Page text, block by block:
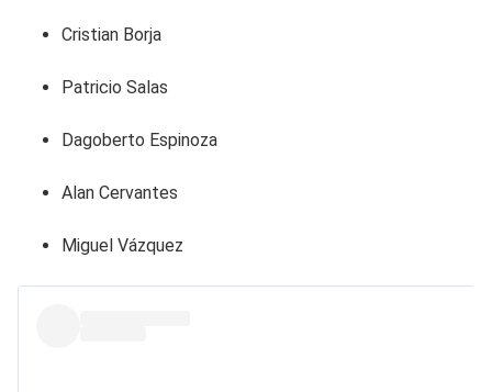
Cristian Borja
Patricio Salas
Dagoberto Espinoza
Alan Cervantes
Miguel Vázquez